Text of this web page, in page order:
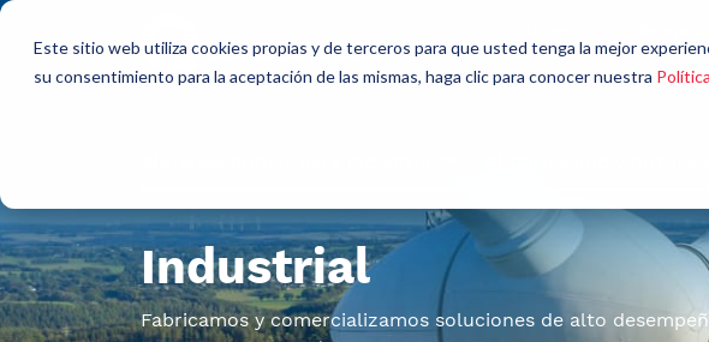
Este sitio web utiliza cookies propias y de terceros para que usted tenga la mejor
su consentimiento para la aceptación de las mismas, haga clic para conocer nuestra
somos
aliados
Industrial
Fabricamos y comercializamos soluciones de alto